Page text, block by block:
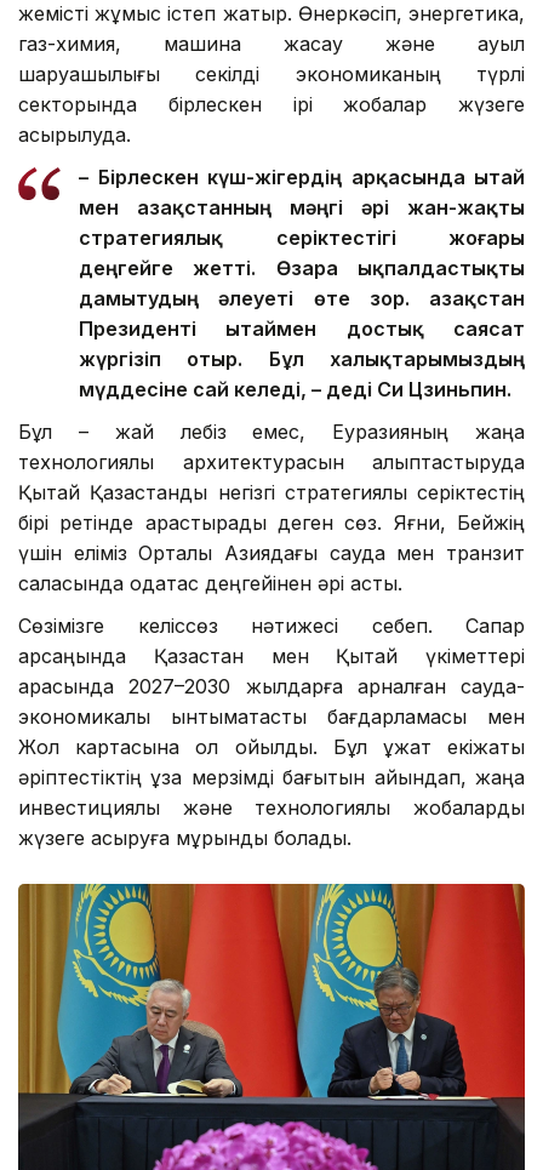
жемісті жұмыс істеп жатыр. Өнеркәсіп, энергетика,
газ-химия, машина жасау және ауыл
шаруашылығы секілді экономиканың түрлі
секторында бірлескен ірі жобалар жүзеге
асырылуда.
– Бірлескен күш-жігердің арқасында Қытай
мен Қазақстанның мәңгі әрі жан-жақты
стратегиялық серіктестігі жоғары
деңгейге жетті. Өзара ықпалдастықты
дамытудың әлеуеті өте зор. Қазақстан
Президенті Қытаймен достық саясат
жүргізіп отыр. Бұл халықтарымыздың
мүддесіне сай келеді, – деді Си Цзиньпин.
Бұл – жай лебіз емес, Еуразияның жаңа
технологиялық архитектурасын қалыптастыруда
Қытай Қазақстанды негізгі стратегиялық серіктестің
бірі ретінде қарастырады деген сөз. Яғни, Бейжің
үшін еліміз Орталық Азиядағы сауда мен транзит
саласында одақтас деңгейінен әрі асты.
Сөзімізге келіссөз нәтижесі себеп. Сапар
қарсаңында Қазақстан мен Қытай үкіметтері
арасында 2027–2030 жылдарға арналған сауда-
экономикалық ынтымақтастық бағдарламасы мен
Жол картасына қол қойылды. Бұл құжат екіжақты
әріптестіктің ұзақ мерзімді бағытын айқындап, жаңа
инвестициялық және технологиялық жобаларды
жүзеге асыруға мұрындық болады.